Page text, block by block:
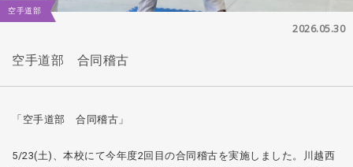
空手道部
2026.05.30
空手道部 合同稽古
「空手道部 合同稽古」
5/23(土)、本校にて今年度2回目の合同稽古を実施しました。川越西